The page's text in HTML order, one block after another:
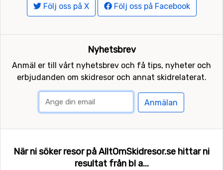
Följ oss på X Följ oss på Facebook
Nyhetsbrev
Anmäl er till vårt nyhetsbrev och få tips, nyheter och
erbjudanden om skidresor och annat skidrelaterat.
Anmälan
När ni söker resor på AlltOmSkidresor.se hittar ni
resultat från bl a...